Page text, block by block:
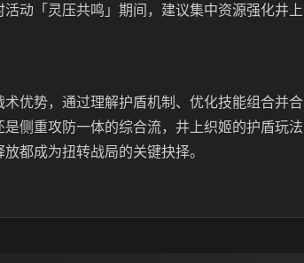
动「灵压共鸣」期间，建议集中资源强化井上
优势，通过理解护盾机制、优化技能组合并合
侧重攻防一体的综合流，井上织姬的护盾玩法
都成为扭转战局的关键抉择。